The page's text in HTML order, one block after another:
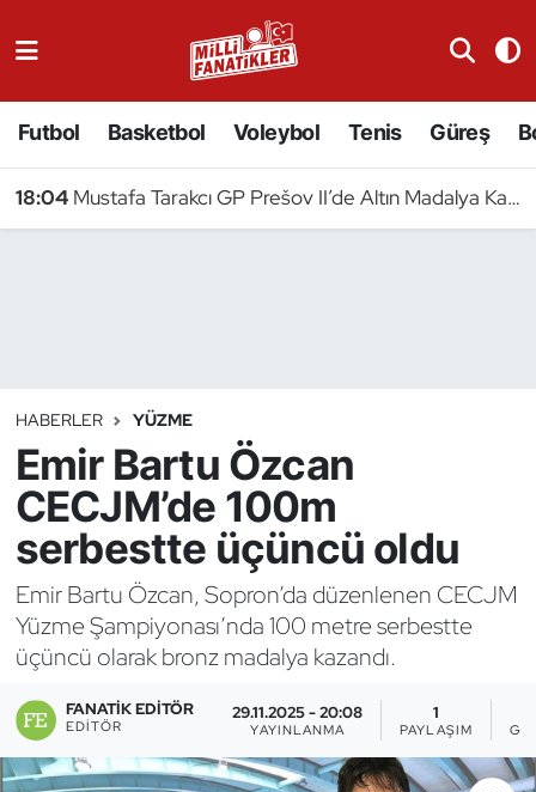
Futbol Basketbol Voleybol Tenis Güreş
18:04 Mustafa Tarakcı GP Prešov II’de Altın Madalya Kazandı
HABERLER YÜZME
Emir Bartu Özcan
CECJM’de 100m
serbestte üçüncü oldu
Emir Bartu Özcan, Sopron’da düzenlenen CECJM
Yüzme Şampiyonası’nda 100 metre serbestte
üçüncü olarak bronz madalya kazandı.
FANATIK EDITÖR
EDITÖR
29.11.2025 - 20:08
YAYINLANMA
1
PAYLAŞIM
Badminton
Binicilik
Bisiklet
Bocce Bowling Dart
Boks
Briç
Buz Hokeyi